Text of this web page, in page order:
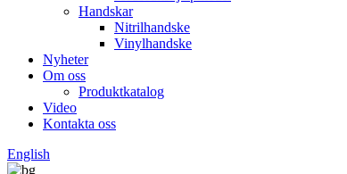
Handskar
Nitrilhandske
Vinylhandske
Nyheter
Om oss
Produktkatalog
Video
Kontakta oss
English